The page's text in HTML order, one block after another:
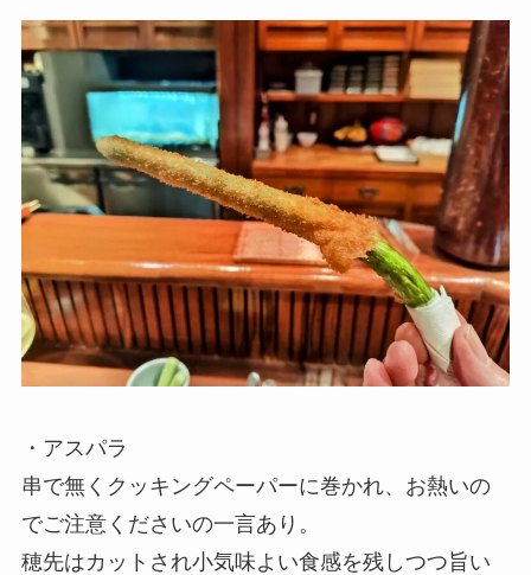
・アスパラ
串で無くクッキングペーパーに巻かれ、お熱いの
でご注意くださいの一言あり。
穂先はカットされ小気味よい食感を残しつつ旨い